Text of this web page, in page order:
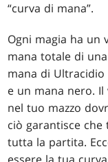
“curva di mana”.
Ogni magia ha un
mana totale di
mana di Ultracidio
e un mana nero.
nel tuo mazzo
ciò garantisce
tutta la partita.